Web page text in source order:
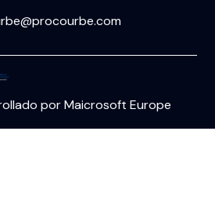
por Maicrosoft Europe